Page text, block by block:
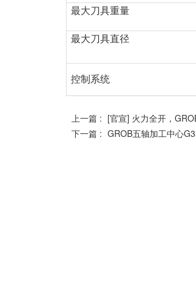
最大刀具重量
最大刀具直径
控制系统
上一篇 : [官宣] 火力全开，
下一篇 : GROB五轴加工中心